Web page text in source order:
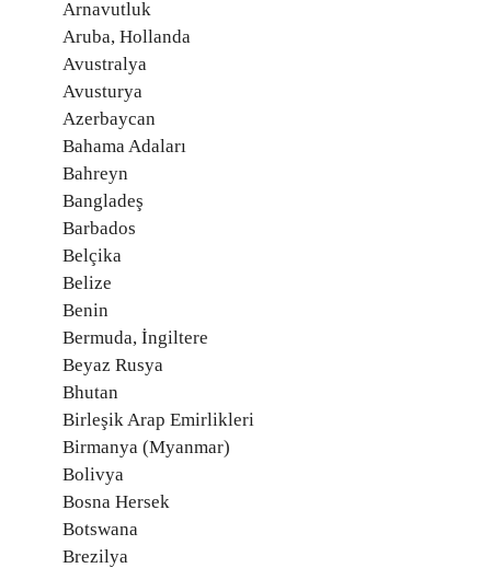
Arnavutluk
Aruba, Hollanda
Avustralya
Avusturya
Azerbaycan
Bahama Adaları
Bahreyn
Bangladeş
Barbados
Belçika
Belize
Benin
Bermuda, İngiltere
Beyaz Rusya
Bhutan
Birleşik Arap Emirlikleri
Birmanya (Myanmar)
Bolivya
Bosna Hersek
Botswana
Brezilya